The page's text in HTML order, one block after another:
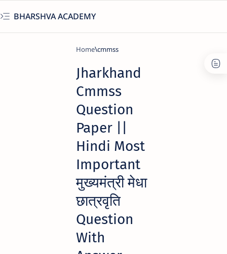
BHARSHVA ACADEMY
Home cmmss
Jharkhand
Cmmss
Question
Paper ||
Hindi Most
Important
मुख्यमंत्री मेधा
छात्रवृति
Question
With